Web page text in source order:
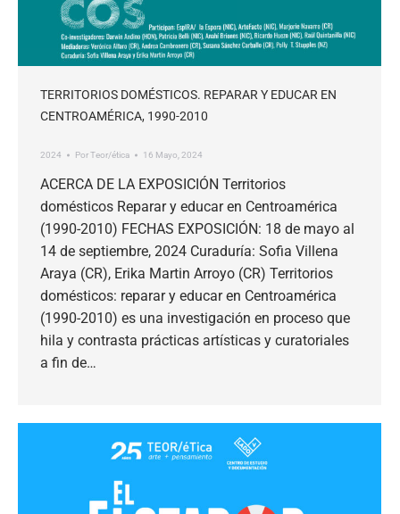
TERRITORIOS DOMÉSTICOS. REPARAR Y EDUCAR EN
CENTROAMÉRICA, 1990-2010
2024 PorTeor/ética 16 Mayo, 2024
ACERCA DE LA EXPOSICIÓN Territorios
domésticos Reparar y educar en Centroamérica
(1990-2010) FECHAS EXPOSICIÓN: 18 de mayo al
14 de septiembre, 2024 Curaduría: Sofia Villena
Araya (CR), Erika Martin Arroyo (CR) Territorios
domésticos: reparar y educar en Centroamérica
(1990-2010) es una investigación en proceso que
hila y contrasta prácticas artísticas y curatoriales
a fin de…